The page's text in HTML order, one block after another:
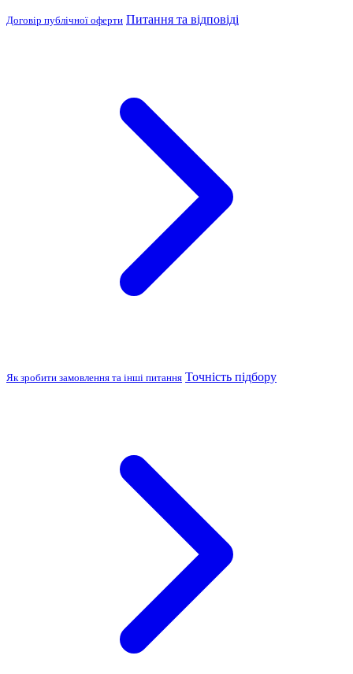
Договір публічної оферти Питання та відповіді
Як зробити замовлення та інші питання Точність підбору